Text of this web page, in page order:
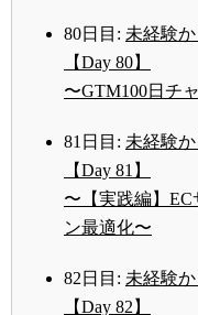
80日目: 未経験
【Day 80】
〜GTM100日チ
81日目: 未経験
【Day 81】
〜【実践編】
ン最適化〜
82日目: 未経験
【Day 82】